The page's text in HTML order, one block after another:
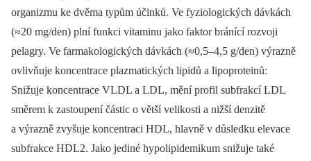
organizmu ke dvěma typům účinků. Ve fyziologických dávkách
(≈20 mg/den) plní funkci vitaminu jako faktor bránící rozvoji
pelagry. Ve farmakologických dávkách (≈0,5–4,5 g/den) výrazně
ovlivňuje koncentrace plazmatických lipidů a lipoproteinů:
Snižuje koncentrace VLDL a LDL, mění profil subfrakcí LDL
směrem k zastoupení částic o větší velikosti a nižší denzitě
a výrazně zvyšuje koncentraci HDL, hlavně v důsledku elevace
subfrakce HDL2. Jako jediné hypolipidemikum snižuje také